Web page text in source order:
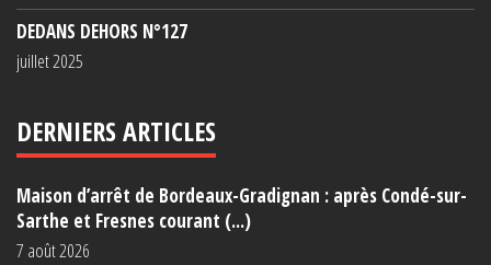
DEDANS DEHORS N°127
juillet 2025
DERNIERS ARTICLES
Maison d’arrêt de Bordeaux-Gradignan : après Condé-sur-
Sarthe et Fresnes courant (...)
7 août 2026